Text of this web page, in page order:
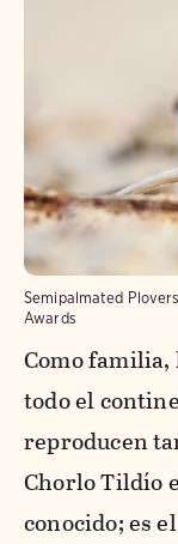
Semipalmated
Awards
Como
todo el
reproducen
Chorlo Tildío
conocido; es